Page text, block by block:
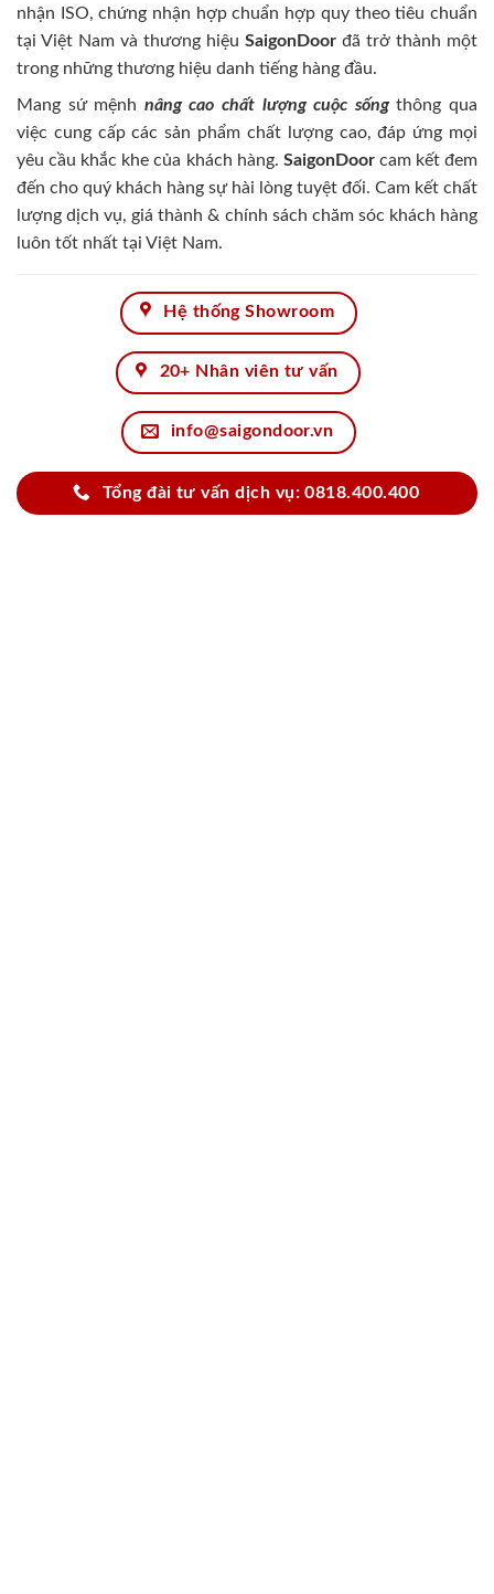
nhận ISO, chứng nhận hợp chuẩn hợp quy theo tiêu chuẩn
tại Việt Nam và thương hiệu SaigonDoor đã trở thành một
trong những thương hiệu danh tiếng hàng đầu.
Mang sứ mệnh nâng cao chất lượng cuộc sốngthông qua
việc cung cấp các sản phẩm chất lượng cao, đáp ứng mọi
yêu cầu khắc khe của khách hàng. SaigonDoorcam kết đem
đến cho quý khách hàng sự hài lòng tuyệt đối. Cam kết chất
lượng dịch vụ, giá thành & chính sách chăm sóc khách hàng
luôn tốt nhất tại Việt Nam.
Hệ thống Showroom
20+ Nhân viên tư vấn
info@saigondoor.vn
Tổng đài tư vấn dịch vụ: 0818.400.400